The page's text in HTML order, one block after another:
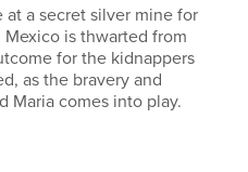
at a secret silver mine for
is thwarted from
for the kidnappers
as the bravery and
Maria comes into play.